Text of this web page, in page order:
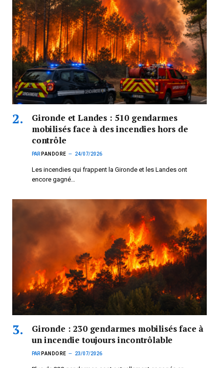
Gironde et Landes : 510 gendarmes
mobilisés face à des incendies hors de
contrôle
PAR PANDORE 24/07/2026
Les incendies qui frappent la Gironde et les Landes ont
encore gagné…
Gironde : 230 gendarmes mobilisés face à
un incendie toujours incontrôlable
PAR PANDORE 23/07/2026